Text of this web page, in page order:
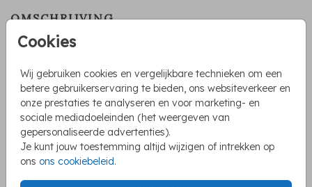
Cookies
Wij gebruiken cookies en vergelijkbare technieken om een
betere gebruikerservaring te bieden, ons websiteverkeer en
onze prestaties te analyseren en voor marketing- en
sociale mediadoeleinden (het weergeven van
gepersonaliseerde advertenties).
Je kunt jouw toestemming altijd wijzigen of intrekken op
ons ons cookiebeleid.
OMSCHRIJVING
Prachtig getekend geboortekaartje voor een meisje. Op het
roze en witte tinten. De madeliefjes maken dit kaartje heel
geschikt voor lente of zomer kindjes. De naam wordt
gedrukt in roséfolie maar kan ook in andere kleuren.
Toon meer
Irene Jelier
COLLECTIE
Geboortekaartjes met folie